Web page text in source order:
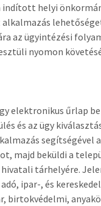
helyi
alkalmazás
az ügyintézési
nyomon
elektronikus űrlap
és az ügy
segítségével
majd beküldi a
tárhelyére.
ipar-, és
birtokvédelmi,